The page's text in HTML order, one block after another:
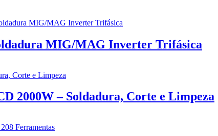
MIG/MAG Inverter Trifásica
2000W – Soldadura, Corte e Limpeza